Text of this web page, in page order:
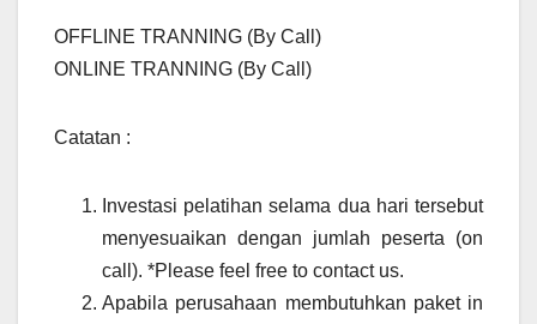
OFFLINE TRANNING (By Call)
ONLINE TRANNING (By Call)
Catatan :
Investasi pelatihan selama dua hari tersebut
menyesuaikan dengan jumlah peserta (on
call). *Please feel free to contact us.
Apabila perusahaan membutuhkan paket in